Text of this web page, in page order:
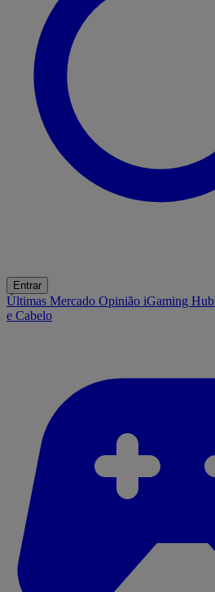
Entrar
Últimas Mercado Opinião iGaming Hub
e Cabelo